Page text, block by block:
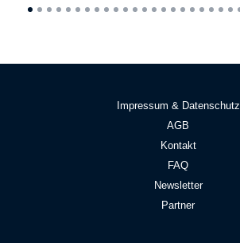
Impressum & Datenschutz
AGB
Kontakt
FAQ
Newsletter
Partner